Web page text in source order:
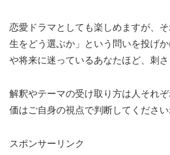
恋愛ドラマとしても楽しめますが、
生をどう選ぶか」という問いを投げ
や将来に迷っているあなたほど、刺さ
解釈やテーマの受け取り方は人それ
価はご自身の視点で判断してください
スポンサーリンク